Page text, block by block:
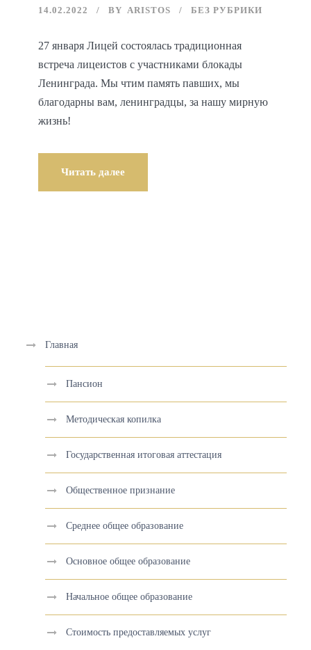
14.02.2022 BY ARISTOS БЕЗ РУБРИКИ
27 января Лицей состоялась традиционная
встреча лицеистов с участниками блокады
Ленинграда. Мы чтим память павших, мы
благодарны вам, ленинградцы, за нашу мирную
жизнь!
Читать далее
Главная
Пансион
Методическая копилка
Государственная итоговая аттестация
Общественное признание
Среднее общее образование
Основное общее образование
Начальное общее образование
Стоимость предоставляемых услуг